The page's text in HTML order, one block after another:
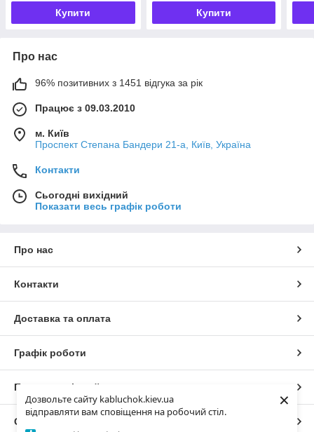
Дозвольте сайту kabluchok.kiev.ua
відправляти вам сповіщення на робочий стіл.
×
Купити Купити
Про нас
96% позитивних з 1451 відгука за рік
Працює з 09.03.2010
м. Київ
Проспект Степана Бандери 21-а, Київ, Україна
Контакти
Сьогодні вихідний
Показати весь графік роботи
Про нас
Контакти
Доставка та оплата
Графік роботи
Повна версія сайту
Сайт створено на маркетплейсі